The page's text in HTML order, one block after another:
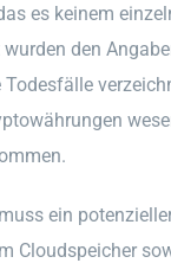
es keinem
den
ein
Cloudspeicher